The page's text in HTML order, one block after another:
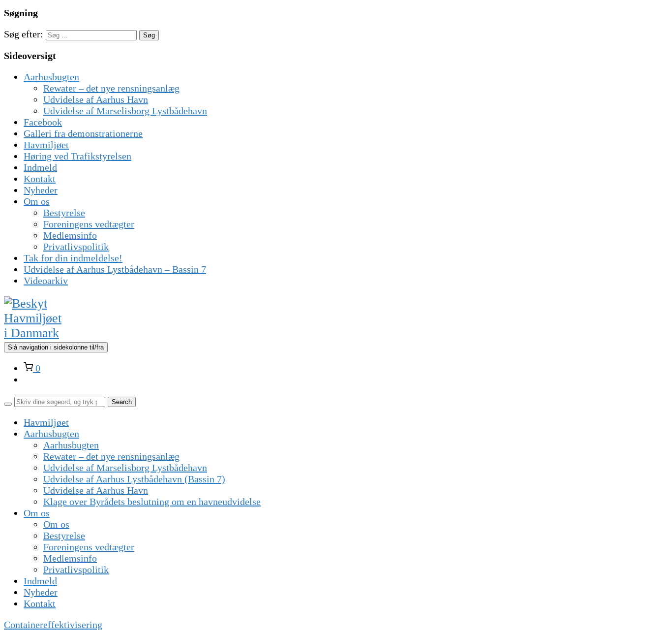
Søgning
Søg efter:
Sideoversigt
Aarhusbugten
Rewater – det nye rensningsanlæg
Udvidelse af Aarhus Havn
Udvidelse af Marselisborg Lystbådehavn
Facebook
Galleri fra demonstrationerne
Havmiljøet
Høring ved Trafikstyrelsen
Indmeld
Kontakt
Nyheder
Om os
Bestyrelse
Foreningens vedtægter
Medlemsinfo
Privatlivspolitik
Tak for din indmeldelse!
Udvidelse af Aarhus Lystbådehavn – Bassin 7
Videoarkiv
Slå navigation i sidekolonne til/fra
0
Havmiljøet
Aarhusbugten
Aarhusbugten
Rewater – det nye rensningsanlæg
Udvidelse af Marselisborg Lystbådehavn
Udvidelse af Aarhus Lystbådehavn (Bassin 7)
Udvidelse af Aarhus Havn
Klage over Byrådets beslutning om en havneudvidelse
Om os
Om os
Bestyrelse
Foreningens vedtægter
Medlemsinfo
Privatlivspolitik
Indmeld
Nyheder
Kontakt
Containereffektivisering